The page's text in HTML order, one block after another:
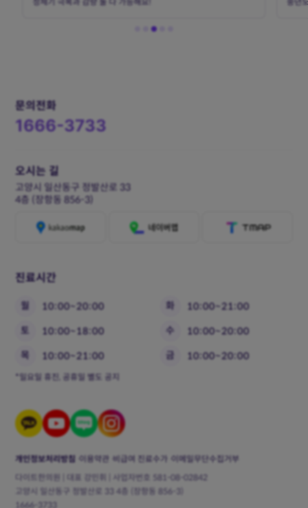
문의전화
1666-3733
진료시간
월 10:00~20:00 화
10:00~21:00
토
10:00~18:00 수
10:00~20:00
목
10:00~21:00 금 10:00~20:00
*일요일 휴진, 공휴일 별도 공지
오시는 길
고양시 일산동구 정발산로 33
4층 (장항동 856-3)
개인정보처리방침 이용약관 비급여 진료수가
이메일무단수집거부
다이트한의원 | 대표 강민휘 | 사업자번호 581-08-02842
고양시 일산동구 정발산로 33 4층 (장항동 856-3)
1666-3733